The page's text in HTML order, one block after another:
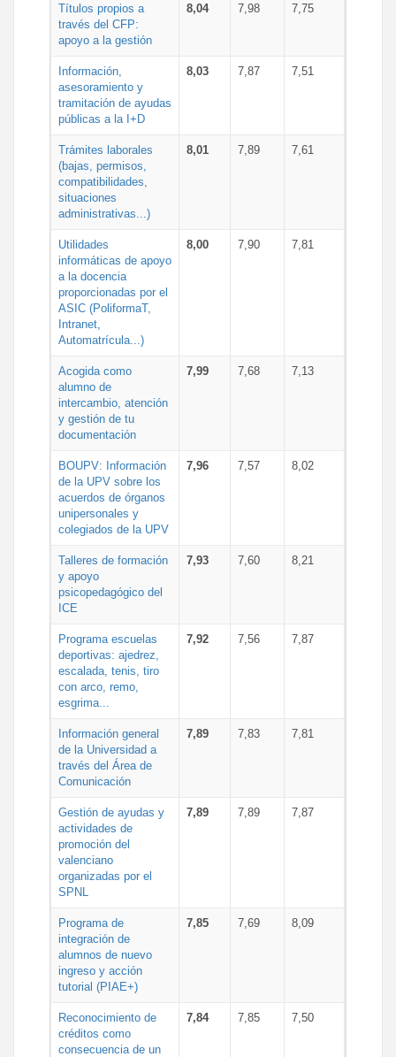
Títulos propios a
través del CFP:
apoyo a la gestión
8,04 7,98 7,75
Información,
asesoramiento y
tramitación de ayudas
públicas a la I+D
8,03 7,87 7,51
Trámites laborales
(bajas, permisos,
compatibilidades,
situaciones
administrativas...)
8,01 7,89 7,61
Utilidades
informáticas de apoyo
a la docencia
proporcionadas por el
ASIC (PoliformaT,
Intranet,
Automatrícula...)
8,00 7,90 7,81
Acogida como
alumno de
intercambio, atención
y gestión de tu
documentación
7,99 7,68 7,13
BOUPV: Información
de la UPV sobre los
acuerdos de órganos
unipersonales y
colegiados de la UPV
7,96 7,57 8,02
Talleres de formación
y apoyo
psicopedagógico del
ICE
7,93 7,60 8,21
Programa escuelas
deportivas: ajedrez,
escalada, tenis, tiro
con arco, remo,
esgrima...
7,92 7,56 7,87
Información general
de la Universidad a
través del Área de
Comunicación
7,89 7,83 7,81
Gestión de ayudas y
actividades de
promoción del
valenciano
organizadas por el
SPNL
7,89 7,89 7,87
Programa de
integración de
alumnos de nuevo
ingreso y acción
tutorial (PIAE+)
7,85 7,69 8,09
Reconocimiento de
créditos como
consecuencia de un
7,84 7,85 7,50